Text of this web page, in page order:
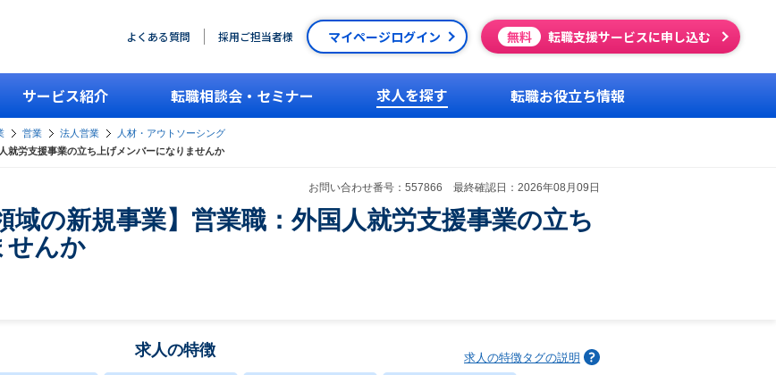
よくある質問 採用ご担当者様 マイページログイン 無料 転職支援サービスに申し込む
サービス紹介 転職相談会・セミナー 求人を探す 転職お役立ち情報
営業 法人営業
人材・アウトソーシング
就労支援事業の立ち上げメンバーになりませんか
お問い合わせ番号：557866 最終確認日：2026年08月09日
域の新規事業】営業職：外国人就労支援事業の立ち
せんか
求人の特徴 求人の特徴タグの説明